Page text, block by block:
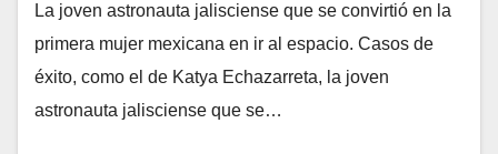
La joven astronauta jalisciense que se convirtió en la
primera mujer mexicana en ir al espacio. Casos de
éxito, como el de Katya Echazarreta, la joven
astronauta jalisciense que se…